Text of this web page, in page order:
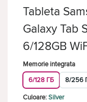
Tableta
Galaxy Tab
6/128GB
Memorie integrata
6/128 ГБ
8/256
Culoare:Silver